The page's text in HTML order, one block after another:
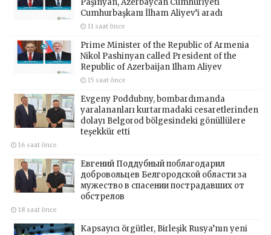
Cumhurbaşkanı İlham Aliyev’i aradı
11 saat önce
Prime Minister of the Republic of Armenia
Nikol Pashinyan called President of the
Republic of Azerbaijan Ilham Aliyev
15 saat önce
Evgeny Poddubny, bombardımanda
yaralananları kurtarmadaki cesaretlerinden
dolayı Belgorod bölgesindeki gönüllülere
teşekkür etti
16 saat önce
Евгений Поддубный поблагодарил
добровольцев Белгородской области за
мужество в спасении пострадавших от
обстрелов
18 saat önce
Kapsayıcı örgütler, Birleşik Rusya’nın yeni